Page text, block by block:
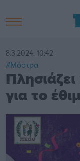
8.3.2024, 10:42
#Μόστρα
για το